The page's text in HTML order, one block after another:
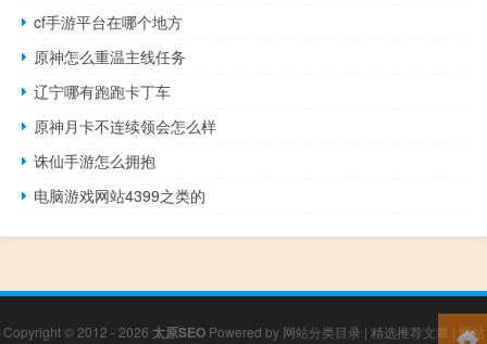
cf手游平台在哪个地方
原神怎么重温主线任务
辽宁哪有跑跑卡丁车
原神月卡不连续领会怎么样
诛仙手游怎么拥抱
电脑游戏网站4399之类的
Copyright © 2012 - 2026 太原SEOPowered by 网站分类目录 | 精选推荐文章 | 网站